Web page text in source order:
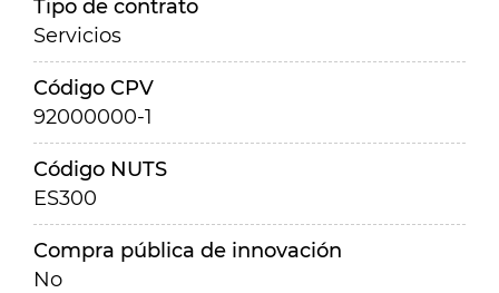
Tipo de contrato
Servicios
Código CPV
92000000-1
Código NUTS
ES300
Compra pública de innovación
No